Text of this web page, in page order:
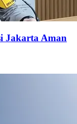
Jakarta Aman